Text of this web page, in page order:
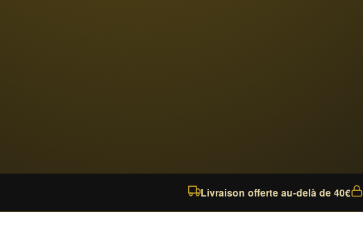
Livraison offerte au-delà de 40€